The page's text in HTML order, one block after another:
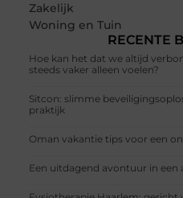
Zakelijk
Woning en Tuin
RECENTE
Hoe kan het dat we altijd
steeds vaker alleen voelen?
Sitcon: slimme
praktijk
Oman vakantie tips voor een
Een uitdagend avontuur in een